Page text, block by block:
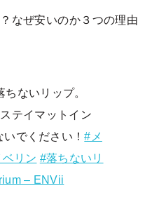
なぜ安いのか３つの理由
ないリップ。
テイマットイン
いでください！#メ
リン #落ちないリ
– ENVii